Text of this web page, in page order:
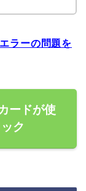
ラーの問題を
ードが使
ク